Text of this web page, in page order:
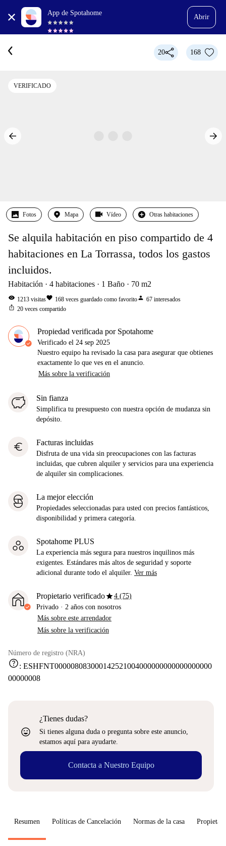
App de Spotahome
Abrir
20 168
VERIFICADO
Fotos Mapa Vídeo Otras habitaciones
Se alquila habitación en piso compartido de 4
habitaciones en La Torrassa, todos los gastos
incluidos.
Habitación 4 habitaciones 1 Baño 70 m2
visibility 1213 visitasfavorite 168 veces guardado como favoritoperson 67 interesados
ios_share 20 veces compartido
Propiedad verificada por Spotahome
Verificado el 24 sep 2025
Nuestro equipo ha revisado la casa para asegurar que obtienes
exactamente lo que ves en el anuncio.
Más sobre la verificación
Sin fianza
Simplifica tu presupuesto con nuestra opción de mudanza sin
depósito.
euro Facturas incluidas
Disfruta de una vida sin preocupaciones con las facturas
incluidas, que cubren alquiler y servicios para una experiencia
de alquiler sin complicaciones.
La mejor elección
Propiedades seleccionadas para usted con precios fantásticos,
disponibilidad y primera categoría.
Spotahome PLUS
La experiencia más segura para nuestros inquilinos más
exigentes. Estándares más altos de seguridad y soporte
adicional durante todo el alquiler. Ver más
Propietario verificadostar4 (75)
Privado · 2 años con nosotros
Más sobre este arrendador
Más sobre la verificación
Número de registro (NRA)
help: ESHFNT000008083000142521004000000000000000000
00000008
sentiment_very_satisfied
¿Tienes dudas?
Si tienes alguna duda o pregunta sobre este anuncio,
estamos aquí para ayudarte.
Contacta a Nuestro Equipo
Resumen Políticas de Cancelación Normas de la casa